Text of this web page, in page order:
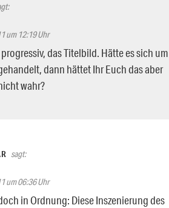
um 12:19 Uhr
das Titelbild. Hätte es sich um
dann hättet Ihr Euch das aber
wahr?
sagt:
um 06:36 Uhr
in Ordnung: Diese Inszenierung des